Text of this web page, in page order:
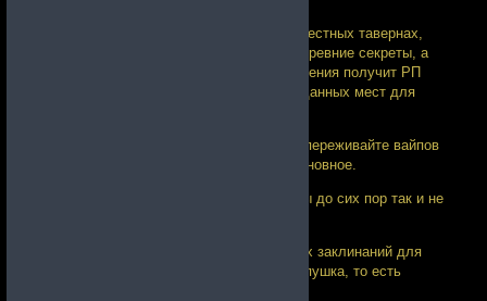
Пусть усталые путники найдут кров в местных тавернах,
ищущий силы и славы познает самые древние секреты, а
желающий приятного времяпрепровождения получит РП
ивенты, отыгрыши и множество неизведанных мест для
На данный момент стартует ОБТ, но непереживайте вайпов
больше не будет, сейчас есть самое основное.
Нам ещё предстоит добавить то, что мы до сих пор так и не
Что мы добавили? Добавили кучу новых заклинаний для
магов, теперь это не просто бегающая пушка, то есть